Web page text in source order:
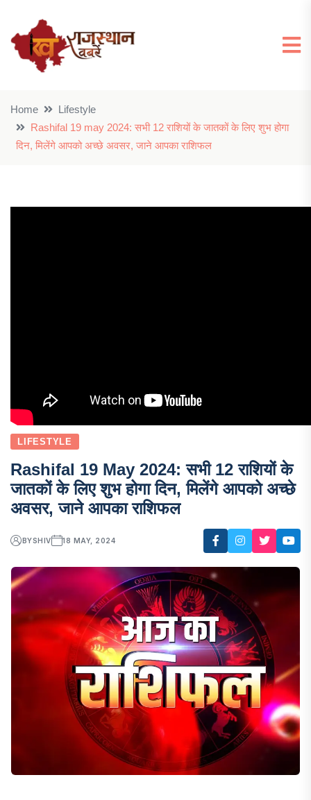
Home
Lifestyle
Rashifal 19 may 2024: सभी 12 राशियों के जातकों के लिए शुभ होगा
दिन, मिलेंगे आपको अच्छे अवसर, जाने आपका राशिफल
LIFESTYLE
Rashifal 19 May 2024: सभी 12 राशियों के
जातकों के लिए शुभ होगा दिन, मिलेंगे आपको अच्छे
अवसर, जाने आपका राशिफल
BYSHIV 18 MAY, 2024